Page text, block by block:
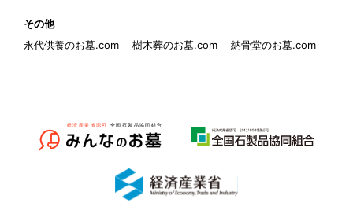
その他
永代供養のお墓.com
樹木葬のお墓.com 納骨堂のお墓.com